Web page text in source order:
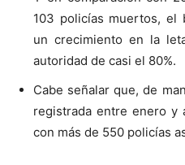
103 policías muertos, el
un crecimiento en la
autoridad de casi el 80%.
Cabe señalar que, de
registrada entre enero y
con más de 550 policías